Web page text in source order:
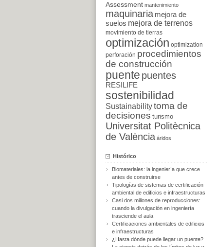
Assessment mantenimiento
maquinaria mejora de
suelos mejora de terrenos
movimiento de tierras
optimización optimization
perforación procedimientos
de construcción
puente puentes
RESILIFE
sostenibilidad
Sustainabilitytoma de
decisiones turismo
Universitat Politècnica
de València áridos
Histórico
Biomateriales: la ingeniería que crece
antes de construirse
Tipologías de sistemas de certificación
ambiental de edificios e infraestructuras
Casi dos millones de reproducciones:
cuando la divulgación en ingeniería
trasciende el aula
Certificaciones ambientales de edificios
e infraestructuras
¿Hasta dónde puede llegar un puente?